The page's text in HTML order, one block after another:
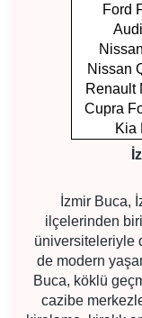
Ford
Nissan
Renault
Cupra
Kia
İzmir Buca,
ilçelerinden
üniversiteleriyle
de modern
Buca, köklü
cazibe